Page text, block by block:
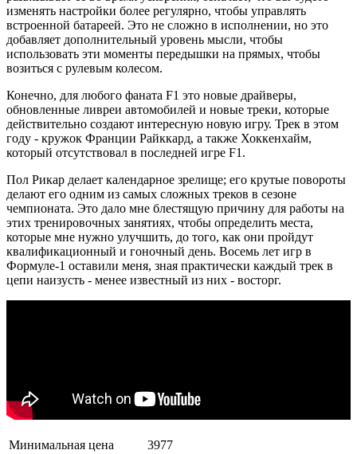
изменять настройки более регулярно, чтобы управлять
встроенной батареей. Это не сложно в исполнении, но это
добавляет дополнительный уровень мысли, чтобы
использовать эти моменты передышки на прямых, чтобы
возиться с рулевым колесом.
Конечно, для любого фаната F1 это новые драйверы,
обновленные ливреи автомобилей и новые треки, которые
действительно создают интересную новую игру. Трек в этом
году - кружок Франции Райккард, а также Хоккенхайм,
который отсутствовал в последней игре F1.
Пол Рикар делает календарное зрелище; его крутые повороты
делают его одним из самых сложных треков в сезоне
чемпионата. Это дало мне блестящую причину для работы на
этих тренировочных занятиях, чтобы определить места,
которые мне нужно улучшить, до того, как они пройдут
квалификационный и гоночный день. Восемь лет игр в
Формуле-1 оставили меня, зная практически каждый трек в
цепи наизусть - менее известный из них - восторг.
Минимальная цена
3977